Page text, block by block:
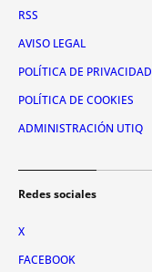
RSS
AVISO LEGAL
POLÍTICA DE PRIVACIDAD
POLÍTICA DE COOKIES
ADMINISTRACIÓN UTIQ
Redes sociales
X
FACEBOOK